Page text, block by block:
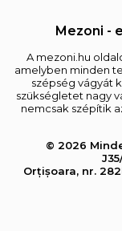
Mezoni -
A mezoni.hu
amelyben minden
szépség vágyát
szükségletet nagy
nemcsak szépítik
© 2026
Orțișoara, nr.